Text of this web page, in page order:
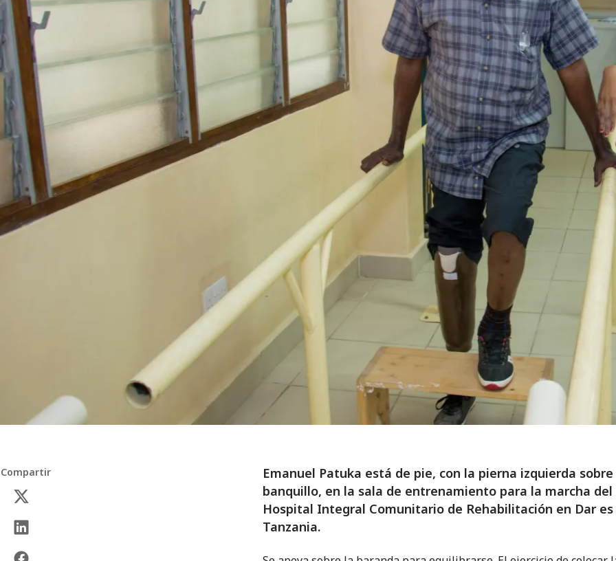
Compartir
Emanuel Patuka está de pie, con la pierna izquierda
banquillo, en la sala de entrenamiento para la marcha del
Hospital Integral Comunitario de Rehabilitación en Dar es
Tanzania.